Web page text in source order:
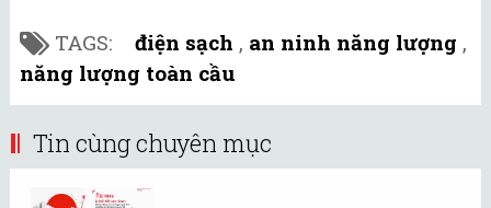
TAGS: điện sạch , an ninh năng lượng ,
năng lượng toàn cầu
Tin cùng chuyên mục